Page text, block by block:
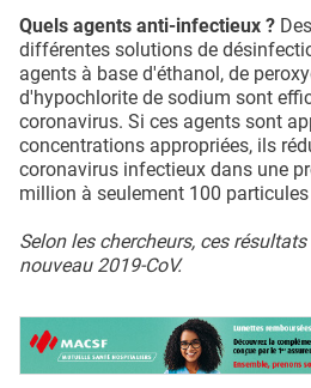
Quels agents anti-infectieux ?
différentes solutions de
agents à base d'éthanol, de
d'hypochlorite de sodium sont
coronavirus. Si ces agents sont
concentrations appropriées, ils
coronavirus infectieux dans une
million à seulement 100
Selon les chercheurs, ces
nouveau 2019-CoV.